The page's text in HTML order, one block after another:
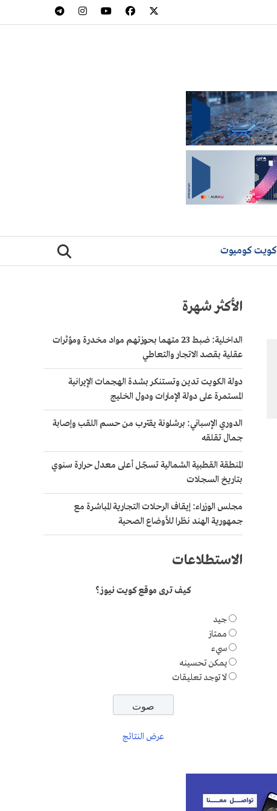
كويت كوميوت
الأكثر شهرة
الداخلية: ضبط 23 متهما بحوزتهم مواد مخدرة ومؤثرات
عقلية بقصد الاتجار والتعاطي
دولة الكويت تدين وتستنكر بشدة الهجمات الإيرانية
المستمرة على دولة الإمارات ودول الخليج
الدوري الإسباني: برشلونة يقترب من حسم اللقب وإصابة
جمال تقلقه
المنطقة القطبية الشمالية تسجّل أعلى معدل حرارة سنوي
بتاريخ السجلات
مجلس الوزراء: إيقاف الرحلات التجارية المباشرة مع
جمهورية الهند نظرا للأوضاع الصحية
الاستطلاعات
كيف ترى موقع كويت نيوز؟
جيد
ممتاز
سيء
يمكن تحسينه
لا توجد تعليقات
عرض النتائج